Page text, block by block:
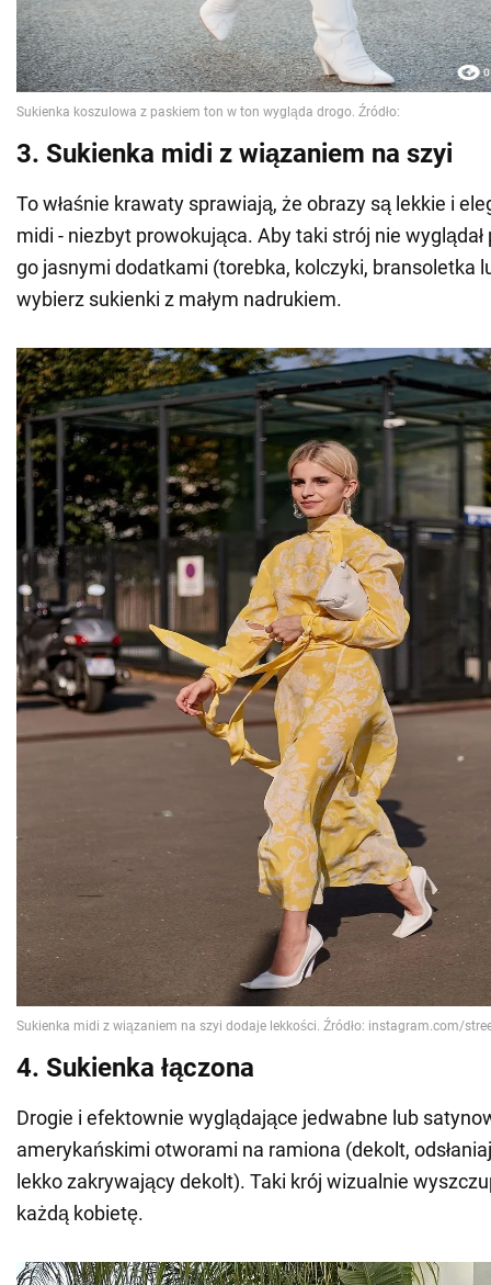
3. Sukienka midi z wiązaniem na szyi
To właśnie krawaty sprawiają, że obrazy są lekkie i
midi - niezbyt prowokująca. Aby taki strój nie wyglądał
go jasnymi dodatkami (torebka, kolczyki, bransoletka
wybierz sukienki z małym nadrukiem.
4. Sukienka łączona
Drogie i efektownie wyglądające jedwabne lub
amerykańskimi otworami na ramiona (dekolt,
lekko zakrywający dekolt). Taki krój wizualnie
każdą kobietę.